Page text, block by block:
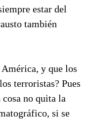
estar del
también
y que los
terroristas? Pues
no quita la
si se